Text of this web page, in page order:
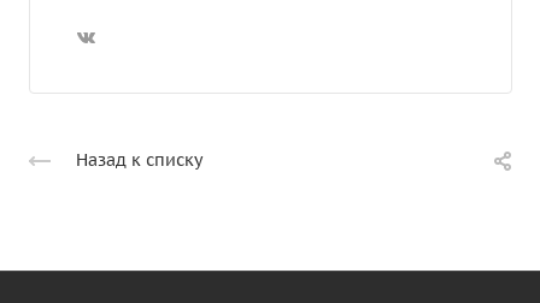
Назад к списку